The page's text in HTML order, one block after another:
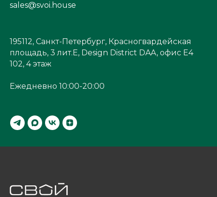
sales@svoi.house
195112, Санкт-Петербург, Красногвардейская
площадь, 3 лит.Е, Design District DAA, офис Е4
102, 4 этаж
Ежедневно 10:00-20:00